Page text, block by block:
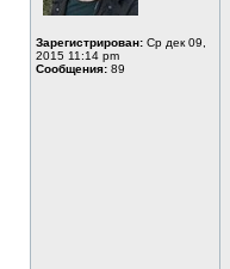
Зарегистрирован: Ср дек 09,
2015 11:14 pm
Сообщения: 89